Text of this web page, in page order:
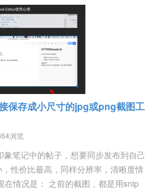
保存成小尺寸的jpg或png截图工
浏览
笔记中的帖子，想要同步发布到自己
性价比最高，同样分辨率，清晰度情
在情况是： 之前的截图，都是用snip